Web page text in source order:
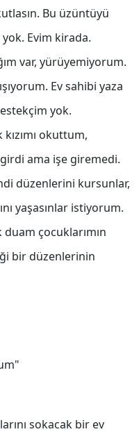
Bu üzüntüyü
Evim kirada.
var, yürüyemiyorum.
Ev sahibi yaza
yok.
okuttum,
girdi ama işe giremedi.
düzenlerini kursunlar,
yaşasınlar istiyorum.
çocuklarımın
bir düzenlerinin
sokacak bir ev